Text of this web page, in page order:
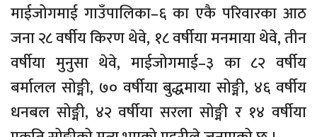
माईजोगमाई गाउँपालिका–६ का एकै परिवारका आठ
जना २८ वर्षीय किरण थेवे, १८ वर्षीया मनमाया थेवे, तीन
वर्षीया मुनुसा थेवे, माईजोगमाई–३ का ८२ वर्षीय
बर्मालल सोङ्मी, ७० वर्षीया बुद्धमाया सोङ्मी, ४६ वर्षीय
धनबल सोङ्मी, ४२ वर्षीया सरला सोङ्मी र १४ वर्षीया